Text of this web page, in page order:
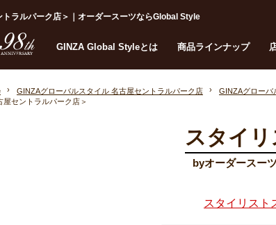
ラルパーク店＞｜オーダースーツならGlobal Style
GINZA Global Styleとは 商品ラインナップ
GINZAグローバルスタイル 名古屋セントラルパーク店
GINZAグローバ
セントラルパーク店＞
スタイ
byオーダースー
スタイリスト